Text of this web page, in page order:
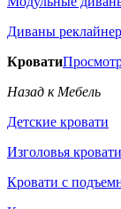
Диваны
Кровати
Назад к Мебель
Детские кровати
Изголовья кровати
Кровати с